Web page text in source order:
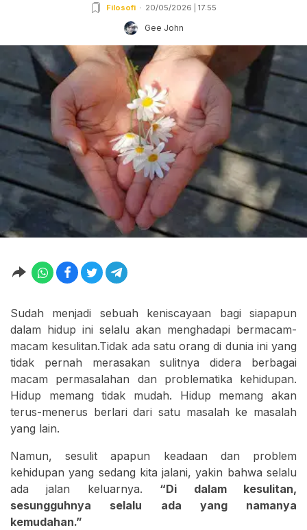
Filosofi 20/05/2026 | 17:55
Gee John
Sudah menjadi sebuah keniscayaan bagi siapapun
dalam hidup ini selalu akan menghadapi bermacam-
macam kesulitan.Tidak ada satu orang di dunia ini yang
tidak pernah merasakan sulitnya didera berbagai
macam permasalahan dan problematika kehidupan.
Hidup memang tidak mudah. Hidup memang akan
terus-menerus berlari dari satu masalah ke masalah
yang lain.
Namun, sesulit apapun keadaan dan problem
kehidupan yang sedang kita jalani, yakin bahwa selalu
ada jalan keluarnya. “Di dalam kesulitan,
sesungguhnya selalu ada yang namanya
kemudahan.”